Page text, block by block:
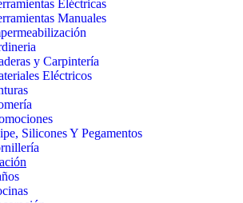
Eléctricas
Manuales
y Carpintería
Eléctricos
Silicones Y Pegamentos